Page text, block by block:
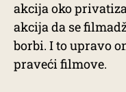
akcija oko
akcija da se
borbi. I to upravo
praveći filmove.